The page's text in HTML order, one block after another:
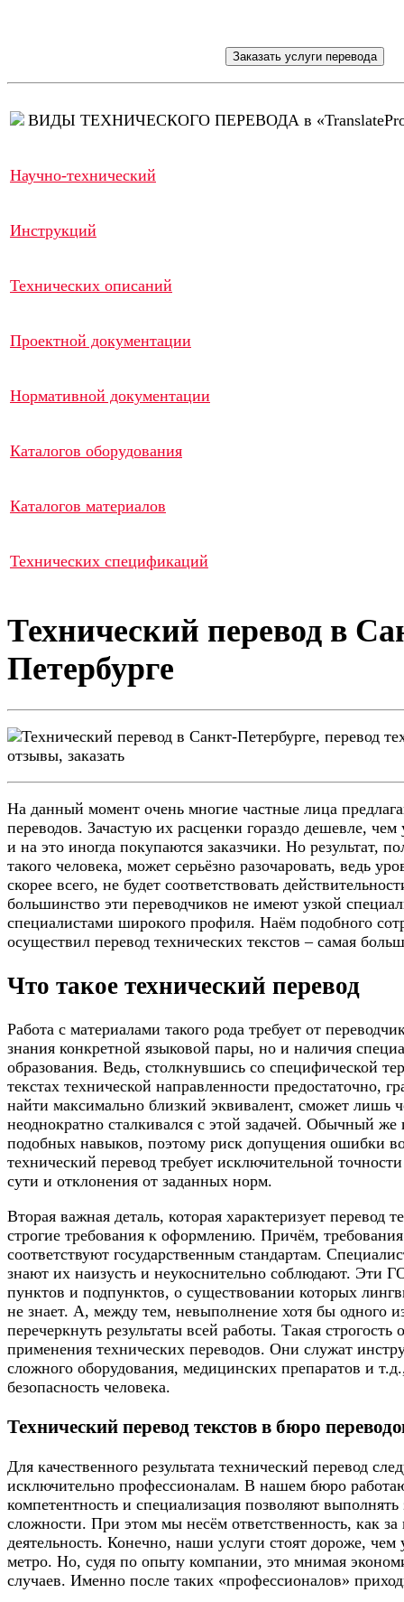
ВИДЫ ТЕХНИЧЕСКОГО ПЕРЕВОДА в
Научно-технический
Инструкций
Технических описаний
Проектной документации
Нормативной документации
Каталогов оборудования
Каталогов материалов
Технических спецификаций
Технический перевод в
Петербурге
На данный момент очень многие частные лица
переводов. Зачастую их расценки гораздо дешевле,
и на это иногда покупаются заказчики. Но результат,
такого человека, может серьёзно разочаровать, ведь
скорее всего, не будет соответствовать
большинство эти переводчиков не имеют узкой
специалистами широкого профиля. Наём подобного
осуществил перевод технических текстов – самая
Что такое технический перевод
Работа с материалами такого рода требует от
знания конкретной языковой пары, но и наличия
образования. Ведь, столкнувшись со специфической
текстах технической направленности предостаточно,
найти максимально близкий эквивалент, сможет лишь
неоднократно сталкивался с этой задачей. Обычный же
подобных навыков, поэтому риск допущения ошибки
технический перевод требует исключительной
сути и отклонения от заданных норм.
Вторая важная деталь, которая характеризует перевод
строгие требования к оформлению. Причём,
соответствуют государственным стандартам.
знают их наизусть и неукоснительно соблюдают. Эти
пунктов и подпунктов, о существовании которых
не знает. А, между тем, невыполнение хотя бы одного
перечеркнуть результаты всей работы. Такая строгость
применения технических переводов. Они служат
сложного оборудования, медицинских препаратов и
безопасность человека.
Технический перевод текстов в бюро
Для качественного результата технический перевод
исключительно профессионалам. В нашем бюро
компетентность и специализация позволяют
сложности. При этом мы несём ответственность, как за
деятельность. Конечно, наши услуги стоят дороже, чем
метро. Но, судя по опыту компании, это мнимая
случаев. Именно после таких «профессионалов»